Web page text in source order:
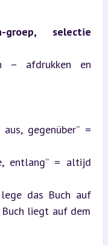
selectie
– afdrukken en
gegenüber” =
entlang” = altijd
das Buch auf
liegt auf dem